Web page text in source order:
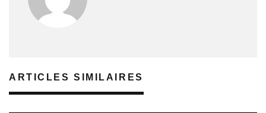
ARTICLES SIMILAIRES